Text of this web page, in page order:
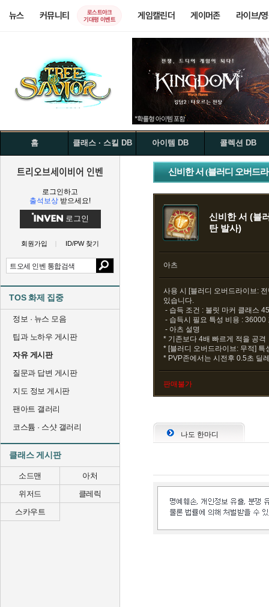
뉴스 커뮤니티
로스트아크
기대평 이벤트
게임캘린더 게이머존 라이브/
홈 클래스 · 스킬 DB 아이템 DB 콜렉션 DB
트리오브세이비어 인벤
로그인하고
출석보상 받으세요!
로그인
회원가입 ID/PW 찾기
TOS 화제 집중
정보 · 뉴스 모음
팁과 노하우 게시판
자유 게시판
질문과 답변 게시판
지도 정보 게시판
팬아트 갤러리
코스튬 · 스샷 갤러리
클래스 게시판
소드맨
아처
위저드
클레릭
스카우트
신비한 서 (블러디 오버드
신비한 서 (블
탄 발사)
아츠
사용 시 [블러디 오버드라이브:
있습니다.
- 습득 조건 : 불릿 마커 클래스
- 습득시 필요 특성 비용 : 36000
- 아츠 설명
* 기존보다 4배 빠르게 적을 공격
* [블러디 오버드라이브: 무적] 특
* PVP존에서는 시전후 0.5초 딜
판매불가
나도 한마디